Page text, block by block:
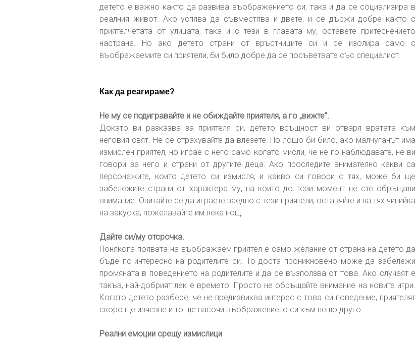
детето е важно както да развива въображението си, така и да се социализира в
реалния живот. Ако успява да съвместява и двете, и се държи добре както с
приятелчетата от улицата, така и с тези в главата му, оставете притеснението
настрана. Но ако детето страни от връстниците си и се изолира само с
въображаемите си приятели, би било добре да се посъветвате със специалист.
Как да реагираме?
Не му се подигравайте и не обиждайте приятеля, а го „вижте”.
Докато ви разказва за приятеля си, детето всъщност ви отваря вратата към
неговия свят. Не се страхувайте да влезете. По-лошо би било, ако малчуганът има
измислен приятел, но играе с него само когато мисли, че не го наблюдавате, не ви
говори за него и страни от другите деца. Ако проследите внимателно какви са
персонажите, които детето си измисля, и какво си говори с тях, може би ще
забележите cтрани от характера му, на които до този момент не сте обръщали
внимание. Опитайте се да играете заедно с тези приятели, оставяйте и на тях чинийка
на закуска, пожелавайте им лека нощ.
Дайте си/му отсрочка.
Понякога появата на въображаем приятел е само желание от страна на детето да
бъде по-интересно на родителите си. То доста проникновено може да забележи
промяната в поведението на родителите и да се възползва от това. Ако случаят е
такъв, най-добрият лек е времето. Просто не обръщайте внимание на новите игри.
Когато детето разбере, че не предизвиква интерес с това си поведение, приятелят
скоро ще изчезне и то ще насочи въображението си към нещо друго.
Реални емоции срещу измислици